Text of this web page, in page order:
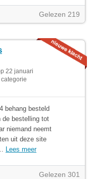
Gelezen 219
22 januari
behang besteld
de bestelling tot
niemand neemt
uit deze site
Lees meer
Gelezen 301